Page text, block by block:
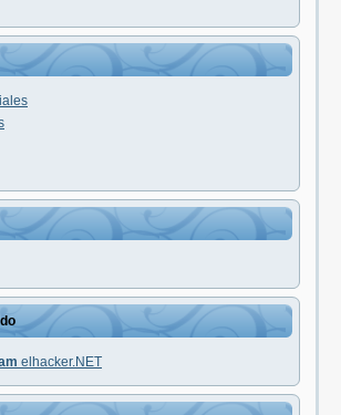
elhacker.NET